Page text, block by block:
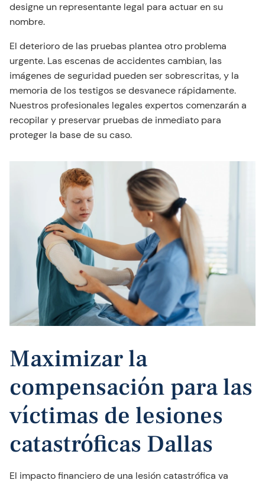
designe un representante legal para actuar en su
nombre.
El deterioro de las pruebas plantea otro problema
urgente. Las escenas de accidentes cambian, las
imágenes de seguridad pueden ser sobrescritas, y la
memoria de los testigos se desvanece rápidamente.
Nuestros profesionales legales expertos comenzarán a
recopilar y preservar pruebas de inmediato para
proteger la base de su caso.
Maximizar la
compensación para las
víctimas de lesiones
catastróficas Dallas
El impacto financiero de una lesión catastrófica va